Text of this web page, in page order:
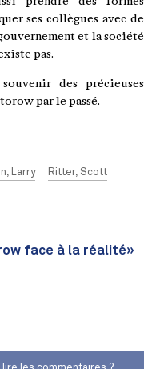
ses collègues avec de
et la société
pas.
des précieuses
par le passé.
Larry Ritter, Scott
face à la réalité»